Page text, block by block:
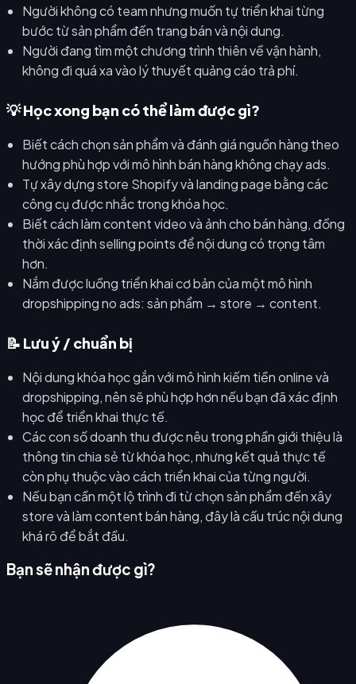
Người không có team nhưng muốn tự triển khai từng
bước từ sản phẩm đến trang bán và nội dung.
Người đang tìm một chương trình thiên về vận hành,
không đi quá xa vào lý thuyết quảng cáo trả phí.
💡 Học xong bạn có thể làm được gì?
Biết cách chọn sản phẩm và đánh giá nguồn hàng theo
hướng phù hợp với mô hình bán hàng không chạy ads.
Tự xây dựng store Shopify và landing page bằng các
công cụ được nhắc trong khóa học.
Biết cách làm content video và ảnh cho bán hàng, đồng
thời xác định selling points để nội dung có trọng tâm
hơn.
Nắm được luồng triển khai cơ bản của một mô hình
dropshipping no ads: sản phẩm → store → content.
📝 Lưu ý / chuẩn bị
Nội dung khóa học gắn với mô hình kiếm tiền online và
dropshipping, nên sẽ phù hợp hơn nếu bạn đã xác định
học để triển khai thực tế.
Các con số doanh thu được nêu trong phần giới thiệu là
thông tin chia sẻ từ khóa học, nhưng kết quả thực tế
còn phụ thuộc vào cách triển khai của từng người.
Nếu bạn cần một lộ trình đi từ chọn sản phẩm đến xây
store và làm content bán hàng, đây là cấu trúc nội dung
khá rõ để bắt đầu.
Bạn sẽ nhận được gì?